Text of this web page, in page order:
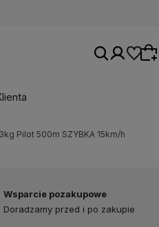
z poprzedniej sesji.
Pilot 500m SZYBKA 15km/h
Wsparcie pozakupowe
Doradzamy przed i po zakupie